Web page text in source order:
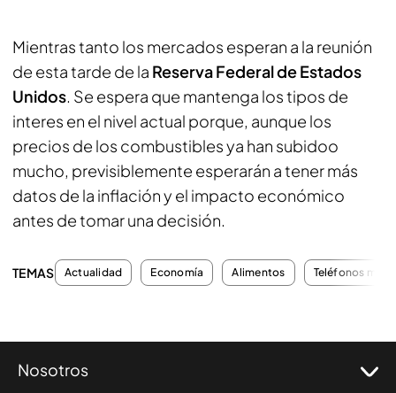
Mientras tanto los mercados esperan a la reunión
de esta tarde de la Reserva Federal de Estados
Unidos. Se espera que mantenga los tipos de
interes en el nivel actual porque, aunque los
precios de los combustibles ya han subidoo
mucho, previsiblemente esperarán a tener más
datos de la inflación y el impacto económico
antes de tomar una decisión.
TEMAS Actualidad Economía Alimentos Teléfonos
Nosotros